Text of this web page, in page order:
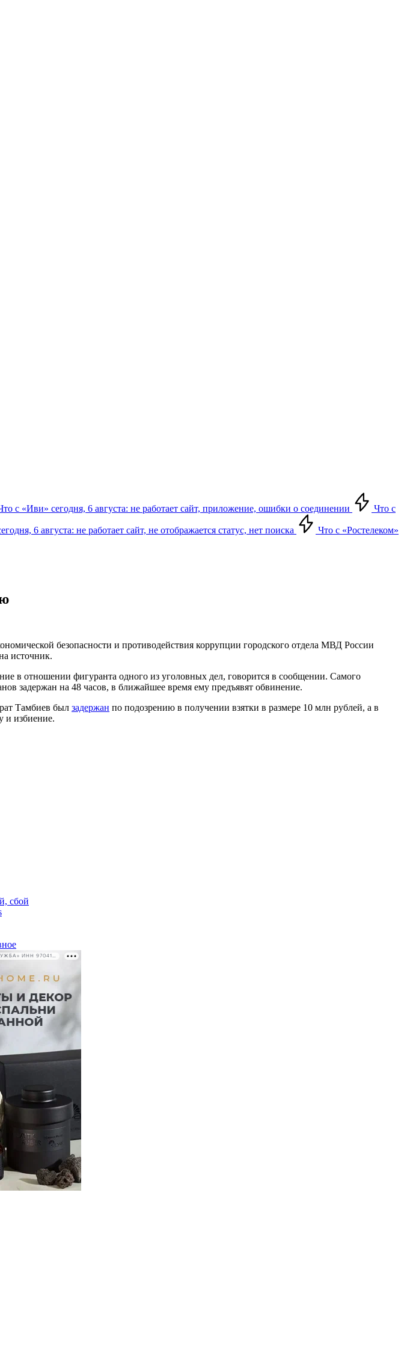
с «Иви» сегодня, 6 августа: не работает сайт, приложение, ошибки о соединении Что с
6 августа: не работает сайт, не отображается статус, нет поиска
Что с «Ростелеком»
безопасности и противодействия коррупции городского отдела МВД России
источник.
в отношении фигуранта одного из уголовных дел, говорится в сообщении. Самого
задержан на 48 часов, в ближайшее время ему предъявят обвинение.
Тамбиев был задержан по подозрению в получении взятки в размере 10 млн рублей, а в
и избиение.
сбой
РЕКЛАМА • ООО «ДРУЖБА» ИНН 9704146411